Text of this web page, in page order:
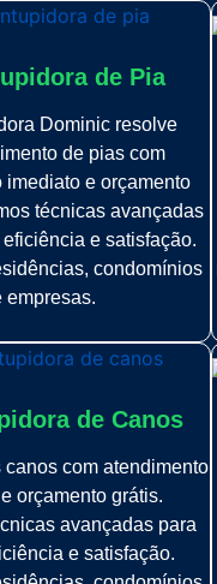
de Pia
Dominic resolve
de pias com
imediato e orçamento
técnicas avançadas
e satisfação.
condomínios
empresas.
de Canos
canos com atendimento
orçamento grátis.
avançadas para
e satisfação.